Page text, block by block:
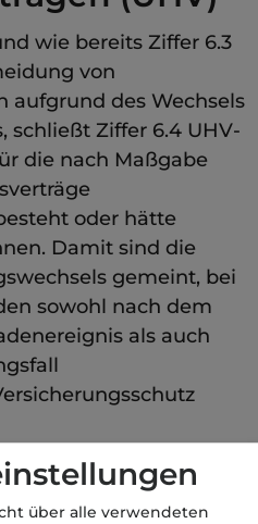
wie bereits Ziffer 6.3
von
aufgrund des Wechsels
schließt Ziffer 6.4 UHV-
die nach Maßgabe
oder hätte
Damit sind die
gemeint, bei
sowohl nach dem
als auch
Haftpflicht
über alle verwendeten